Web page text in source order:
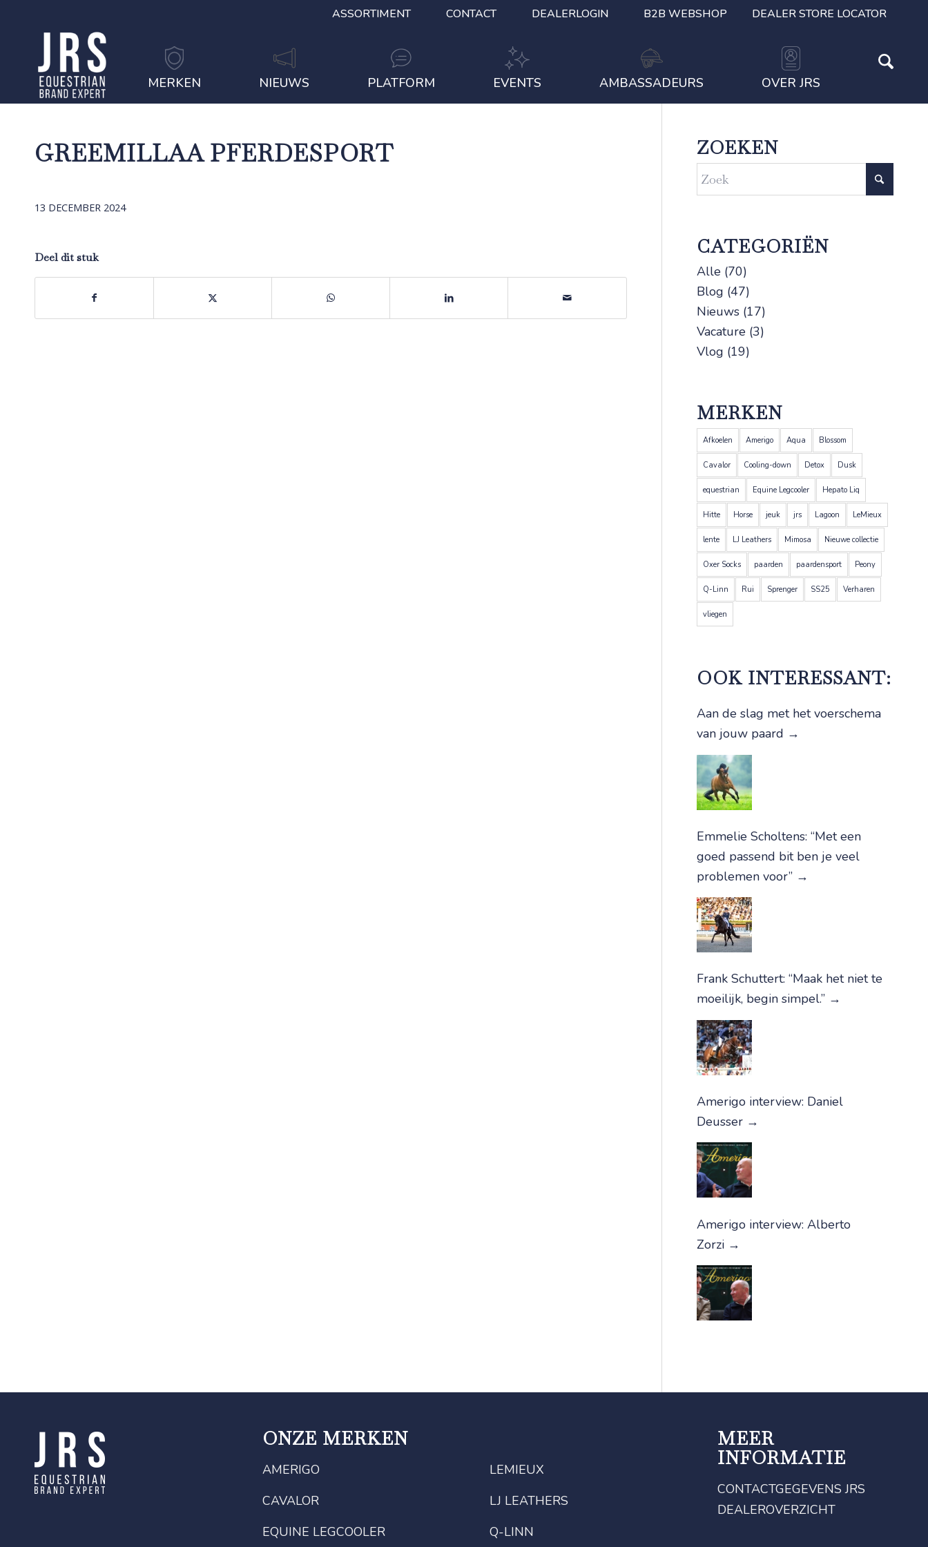
ASSORTIMENT CONTACT DEALERLOGIN B2B WEBSHOP DEALER STORE LOCATOR
MERKEN NIEUWS PLATFORM EVENTS AMBASSADEURS OVER JRS
GREEMILLAA PFERDESPORT
13 DECEMBER 2024
Deel dit stuk
ZOEKEN
CATEGORIËN
Alle (70)
Blog (47)
Nieuws (17)
Vacature (3)
Vlog (19)
MERKEN
Afkoelen Amerigo Aqua Blossom
Cavalor Cooling-down Detox Dusk
equestrian Equine Legcooler Hepato Liq
Hitte Horse jeuk jrs Lagoon LeMieux
lente LJ Leathers Mimosa Nieuwe collectie
Oxer Socks paarden paardensport Peony
Q-Linn Rui Sprenger SS25 Verharen
vliegen
OOK INTERESSANT:
Aan de slag met het voerschema
van jouw paard →
Emmelie Scholtens: “Met een
goed passend bit ben je veel
problemen voor” →
Frank Schuttert: “Maak het niet te
moeilijk, begin simpel.” →
Amerigo interview: Daniel
Deusser →
Amerigo interview: Alberto
Zorzi →
ONZE MERKEN
AMERIGO
CAVALOR
EQUINE LEGCOOLER
LEMIEUX
LJ LEATHERS
Q-LINN
MEER
INFORMATIE
CONTACTGEGEVENS JRS
DEALEROVERZICHT